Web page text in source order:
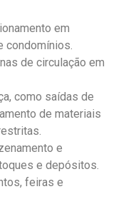
em
condomínios.
de circulação em
como saídas de
de materiais
e
e depósitos.
feiras e